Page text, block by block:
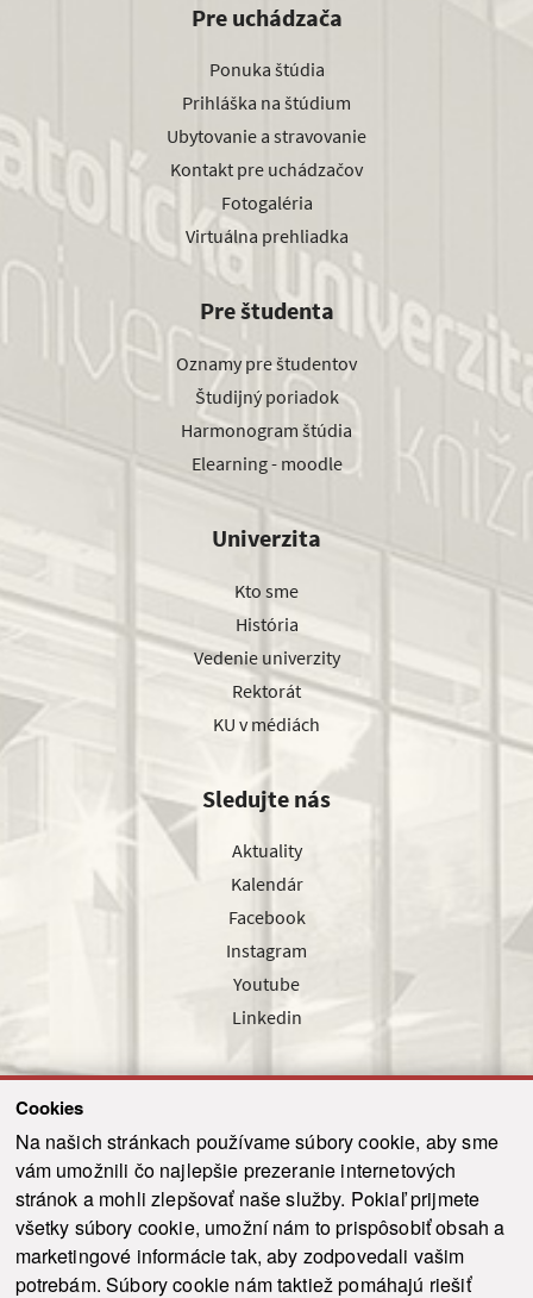
Cookies
Na našich stránkach používame súbory cookie, aby sme
vám umožnili čo najlepšie prezeranie internetových
stránok a mohli zlepšovať naše služby. Pokiaľ prijmete
všetky súbory cookie, umožní nám to prispôsobiť obsah a
marketingové informácie tak, aby zodpovedali vašim
potrebám. Súbory cookie nám taktiež pomáhajú riešiť
Pre uchádzača
Ponuka štúdia
Prihláška na štúdium
Ubytovanie a stravovanie
Kontakt pre uchádzačov
Fotogaléria
Virtuálna prehliadka
Pre študenta
Oznamy pre študentov
Študijný poriadok
Harmonogram štúdia
Elearning - moodle
Univerzita
Kto sme
História
Vedenie univerzity
Rektorát
KU v médiách
Sledujte nás
Aktuality
Kalendár
Facebook
Instagram
Youtube
Linkedin
Odoslať